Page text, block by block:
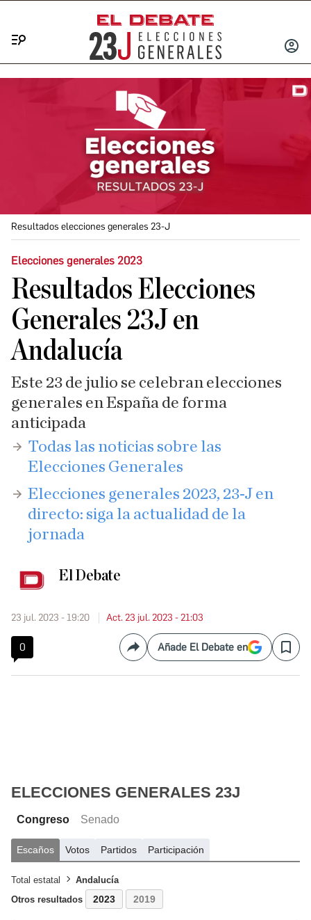
INICIAR
Resultados elecciones generales 23-J
Elecciones generales 2023
Resultados Elecciones
Generales 23J en
Andalucía
Este 23 de julio se celebran elecciones
generales en España de forma
anticipada
​Todas las noticias sobre las
Elecciones Generales
Elecciones generales 2023, 23-J en
directo: siga la actualidad de la
jornada
El Debate
23 jul. 2023 - 19:20 Act. 23 jul. 2023 - 21:03
0 CompartirAñade El Debate en Save